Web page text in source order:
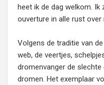
heet ik de dag welkom.
ouverture in alle rust over
Volgens de traditie van
web, de veertjes,
dromenvanger de
dromen. Het exemplaar